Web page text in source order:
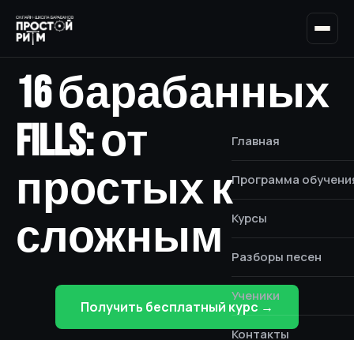
Главная
Программа
Курсы
Разборы песен
Ученики
Контакты
16 барабанных
fills: от
простых к
сложным
Получить бесплатный курс →